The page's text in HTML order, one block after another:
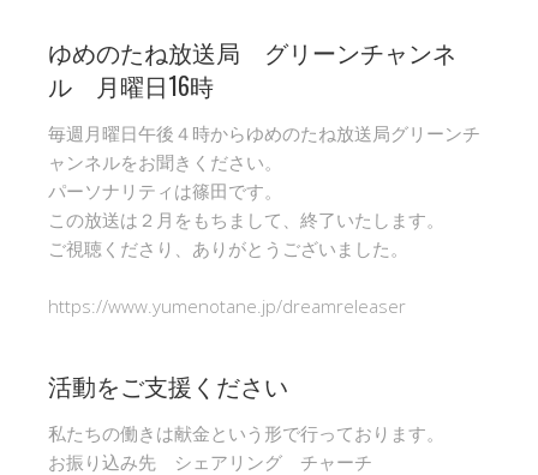
ゆめのたね放送局 グリーンチャンネ
ル 月曜日16時
毎週月曜日午後４時からゆめのたね放送局グリーンチ
ャンネルをお聞きください。
パーソナリティは篠田です。
この放送は２月をもちまして、終了いたします。
ご視聴くださり、ありがとうございました。
https://www.yumenotane.jp/dreamreleaser
活動をご支援ください
私たちの働きは献金という形で行っております。
お振り込み先 シェアリング チャーチ